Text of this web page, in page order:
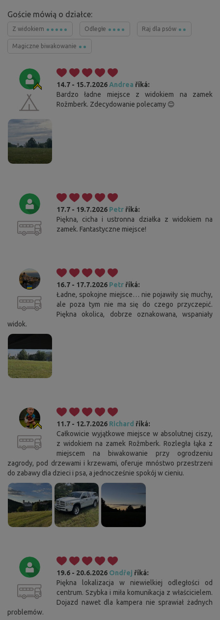
Goście mówią o działce:
Z widokiem Odległe Raj dla psów
Magiczne biwakowanie
14.7 - 15.7.2026Andrea říká:
Bardzo ładne miejsce z widokiem na zamek
Rožmberk. Zdecydowanie polecamy 😊
17.7 - 19.7.2026 Petr říká:
Piękna, cicha i ustronna działka z widokiem na
zamek. Fantastyczne miejsce!
16.7 - 17.7.2026 Petr říká:
Ładne, spokojne miejsce… nie pojawiły się muchy,
ale poza tym nie ma się do czego przyczepić.
Piękna okolica, dobrze oznakowana, wspaniały
widok.
11.7 - 12.7.2026 Richard říká:
Całkowicie wyjątkowe miejsce w absolutnej ciszy,
z widokiem na zamek Rožmberk. Rozległa łąka z
miejscem na biwakowanie przy ogrodzeniu
zagrody, pod drzewami i krzewami, oferuje mnóstwo przestrzeni
do zabawy dla dzieci i psa, a jednocześnie spokój w cieniu.
19.6 - 20.6.2026 Ondřej říká:
Piękna lokalizacja w niewielkiej odległości od
centrum. Szybka i miła komunikacja z właścicielem.
Dojazd nawet dla kampera nie sprawiał żadnych
problemów.